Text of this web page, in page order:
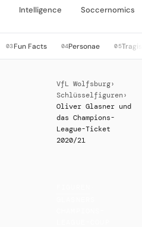
Intelligence Soccernomics
03Fun Facts 04Personae 05
VfL Wolfsburg›
Schlüsselfiguren›
Oliver Glasner und
das Champions-
League-Ticket
2020/21